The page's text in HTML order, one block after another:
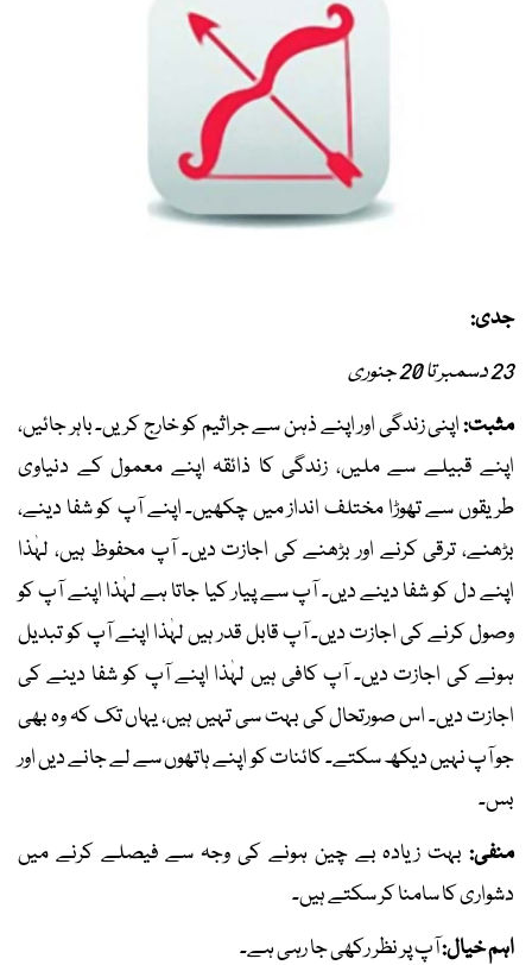
جدی:
23 دسمبر تا 20 جنوری
مثبت:اپنی زندگی اور اپنے ذہن سے جراثیم کو خارج کریں۔ باہر جائیں،
اپنے قبیلے سے ملیں، زندگی کا ذائقہ اپنے معمول کے دنیاوی
طریقوں سے تھوڑا مختلف انداز میں چکھیں۔ اپنے آپ کو شفا دینے،
بڑھنے، ترقی کرنے اور بڑھنے کی اجازت دیں۔ آپ محفوظ ہیں، لہٰذا
اپنے دل کو شفا دینے دیں۔ آپ سے پیار کیا جاتا ہے لہٰذا اپنے آپ کو
وصول کرنے کی اجازت دیں۔ آپ قابل قدر ہیں لہٰذا اپنے آپ کو تبدیل
ہونے کی اجازت دیں۔ آپ کافی ہیں لہٰذا اپنے آپ کو شفا دینے کی
اجازت دیں۔ اس صورتحال کی بہت سی تہیں ہیں، یہاں تک کہ وہ بھی
جو آپ نہیں دیکھ سکتے۔ کائنات کو اپنے ہاتھوں سے لے جانے دیں اور
بس۔
منفی: بہت زیادہ بے چین ہونے کی وجہ سے فیصلے کرنے میں
دشواری کا سامنا کر سکتے ہیں۔
اہم خیال:آپ پر نظر رکھی جا رہی ہے۔